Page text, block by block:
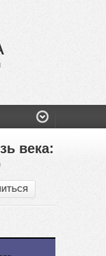
века: